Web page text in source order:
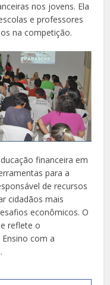
nos jovens. Ela
e professores
na competição.
financeira em
para a
de recursos
cidadãos mais
econômicos. O
reflete o
com a